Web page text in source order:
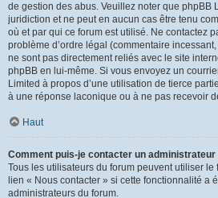
de gestion des abus. Veuillez noter que phpBB
juridiction et ne peut en aucun cas être tenu
où et par qui ce forum est utilisé. Ne contactez
problème d’ordre légal (commentaire
ne sont pas directement reliés avec le site
phpBB en lui-même. Si vous envoyez un
Limited à propos d’une utilisation de tierce
à une réponse laconique ou à ne pas recevoir
Haut
Comment puis-je contacter un administrateur
Tous les utilisateurs du forum peuvent utiliser
lien « Nous contacter » si cette fonctionnalité a
administrateurs du forum.